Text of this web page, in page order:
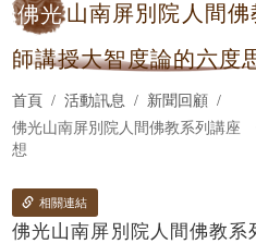
佛光山南屏別院人間
師講授大智度論的六度
首頁 活動訊息
新聞回顧
佛光山南屏別院人間佛教系列講座
想
相關連結
佛光山南屏別院人間佛教